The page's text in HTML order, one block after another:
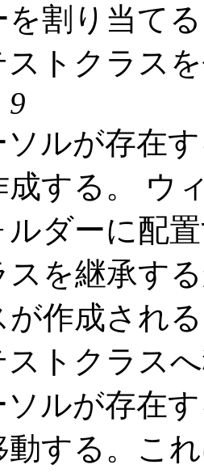
を割り当て
ストクラス
9
ソルが存在
成する。 ウ
ルダーに配
スを継承す
が作成され
ストクラス
ソルが存在
動する。こ